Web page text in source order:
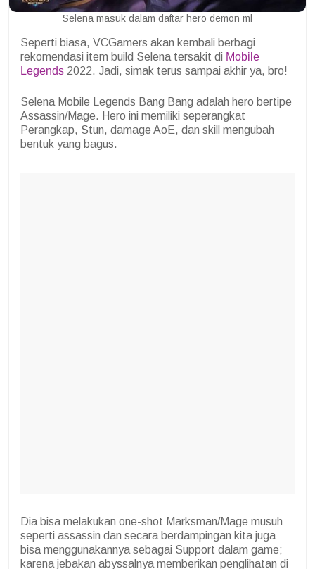
Selena masuk dalam daftar hero demon ml
Seperti biasa, VCGamers akan kembali berbagi
rekomendasi item build Selena tersakit di Mobile
Legends 2022. Jadi, simak terus sampai akhir ya, bro!
Selena Mobile Legends Bang Bang adalah hero bertipe
Assassin/Mage. Hero ini memiliki seperangkat
Perangkap, Stun, damage AoE, dan skill mengubah
bentuk yang bagus.
Dia bisa melakukan one-shot Marksman/Mage musuh
seperti assassin dan secara berdampingan kita juga
bisa menggunakannya sebagai Support dalam game;
karena jebakan abyssalnya memberikan penglihatan di